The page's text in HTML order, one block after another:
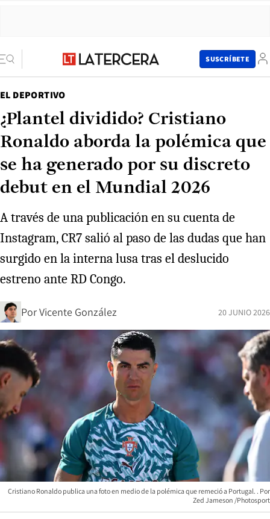
SUSCRÍBETE
EL DEPORTIVO
¿Plantel dividido? Cristiano
Ronaldo aborda la polémica que
se ha generado por su discreto
debut en el Mundial 2026
A través de una publicación en su cuenta de
Instagram, CR7 salió al paso de las dudas que han
surgido en la interna lusa tras el deslucido
estreno ante RD Congo.
PorVicente González 20 JUNIO 2026
Cristiano Ronaldo publica una foto en medio de la polémica que remeció a Portugal.
Zed Jameson /Photosport